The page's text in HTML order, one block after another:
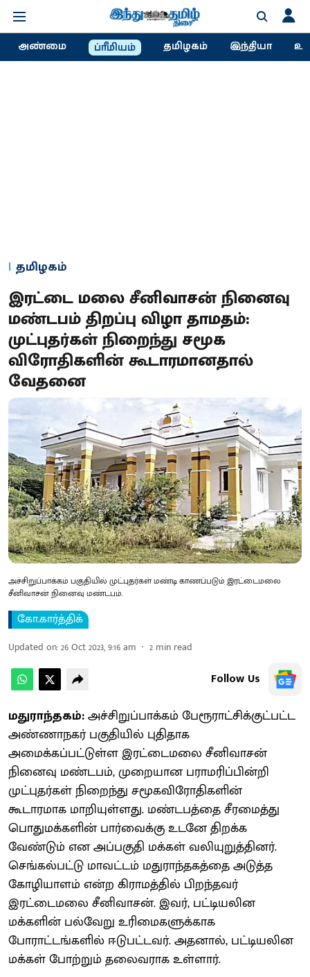
அண்மை ப்ரீமியம் தமிழகம் இந்தியா
தமிழகம்
இரட்டை மலை சீனிவாசன் நினைவு
மண்டபம் திறப்பு விழா தாமதம்:
முட்புதர்கள் நிறைந்து சமூக
விரோதிகளின் கூடாரமானதால்
வேதனை
அச்சிறுப்பாக்கம் பகுதியில் முட்புதர்கள் மண்டி காணப்படும் இரட்டைமலை
சீனிவாசன் நினைவு மண்டபம்.
கோ.கார்த்திக்
Updated on:26 Oct 2023, 9:16 am 2 min read
Follow Us
மதுராந்தகம்:அச்சிறுப்பாக்கம் பேரூராட்சிக்குட்பட்ட
அண்ணாநகர் பகுதியில் புதிதாக
அமைக்கப்பட்டுள்ள இரட்டைமலை சீனிவாசன்
நினைவு மண்டபம், முறையான பராமரிப்பின்றி
முட்புதர்கள் நிறைந்து சமூகவிரோதிகளின்
கூடாரமாக மாறியுள்ளது. மண்டபத்தை சீரமைத்து
பொதுமக்களின் பார்வைக்கு உடனே திறக்க
வேண்டும் என அப்பகுதி மக்கள் வலியுறுத்தினர்.
செங்கல்பட்டு மாவட்டம் மதுராந்தகத்தை அடுத்த
கோழியாளம் என்ற கிராமத்தில் பிறந்தவர்
இரட்டைமலை சீனிவாசன். இவர், பட்டியலின
மக்களின் பல்வேறு உரிமைகளுக்காக
போராட்டங்களில் ஈடுபட்டவர். அதனால், பட்டியலின
மக்கள் போற்றும் தலைவராக உள்ளார்.